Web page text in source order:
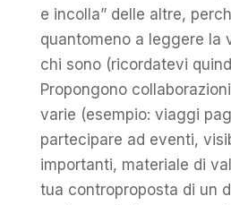
e incolla” delle altre,
quantomeno a leggere la
chi sono (ricordatevi
Propongono
varie (esempio: viaggi
partecipare ad eventi,
importanti, materiale di
tua controproposta di un